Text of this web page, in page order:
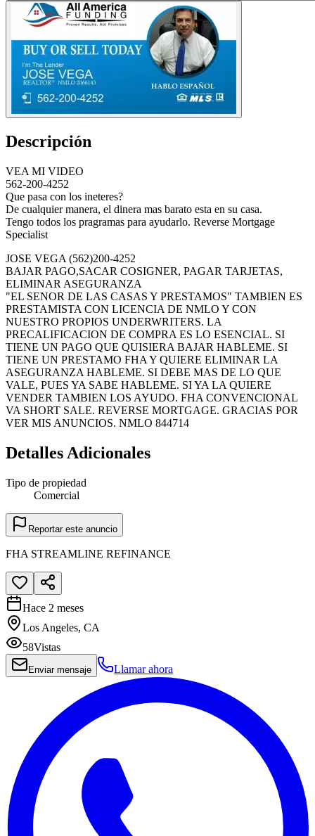
Descripción
VEA MI VIDEO
562-200-4252
Que pasa con los ineteres?
De cualquier manera, el dinera mas barato esta en su casa.
Tengo todos los pragramas para ayudarlo. Reverse Mortgage
Specialist
JOSE VEGA (562)200-4252
BAJAR PAGO,SACAR COSIGNER, PAGAR TARJETAS,
ELIMINAR ASEGURANZA
"EL SENOR DE LAS CASAS Y PRESTAMOS" TAMBIEN ES
PRESTAMISTA CON LICENCIA DE NMLO Y CON
NUESTRO PROPIOS UNDERWRITERS. LA
PRECALIFICACION DE COMPRA ES LO ESENCIAL. SI
TIENE UN PAGO QUE QUISIERA BAJAR HABLEME. SI
TIENE UN PRESTAMO FHA Y QUIERE ELIMINAR LA
ASEGURANZA HABLEME. SI DEBE MAS DE LO QUE
VALE, PUES YA SABE HABLEME. SI YA LA QUIERE
VENDER TAMBIEN LOS AYUDO. FHA CONVENCIONAL
VA SHORT SALE. REVERSE MORTGAGE. GRACIAS POR
VER MIS ANUNCIOS. NMLO 844714
Detalles Adicionales
Tipo de propiedad
Comercial
Reportar este anuncio
FHA STREAMLINE REFINANCE
Hace 2 meses
Los Angeles, CA
58Vistas
Enviar mensaje Llamar ahora